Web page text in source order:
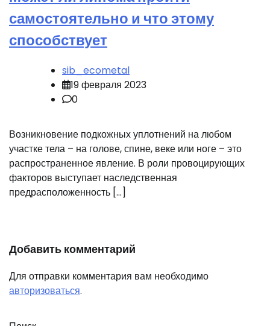
самостоятельно и что этому
способствует
sib_ecometal
19 февраля 2023
0
Возникновение подкожных уплотнений на любом
участке тела – на голове, спине, веке или ноге – это
распространенное явление. В роли провоцирующих
факторов выступает наследственная
предрасположенность […]
Добавить комментарий
Для отправки комментария вам необходимо
авторизоваться.